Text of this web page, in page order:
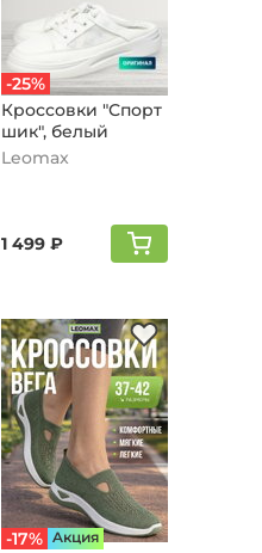
-25%
Кроссовки "Спорт
шик", белый
Leomax
1 499 ₽
-17% Aкция